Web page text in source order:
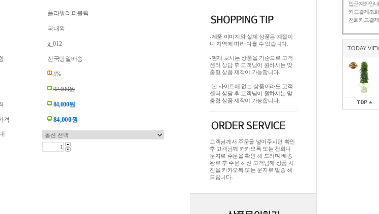
입금계좌안내
카드결제조회
전화카드결제
TODAY
플라워리퍼블릭
국내외
g_012
전국당일배송
1%
92,000원
84,000원
격 84,000원
-제품 이미지와 실제 상품은 계절이
나 지역에 따라 다를 수 있습니다.
-현재 보시는 상품을 기준으로 고객
센터 상담 후 고객님이 원하시는 맞
춤형 상품 제작이 가능합니다.
-본 사이트에 없는 상품이라도 고객
센터 상담 후 고객님이 원하시는 맞
춤형 상품 제작이 가능합니다.
고객님께서 주문을 넣어주시면 확인
후 고객님께 카카오톡 또는 전화나
문자로 주문을 확인 해 드리며.배송
완료 후 주문 하신 고객님께 상품 사
진을 카카오톡 또는 문자로 발송 해
드립니다.